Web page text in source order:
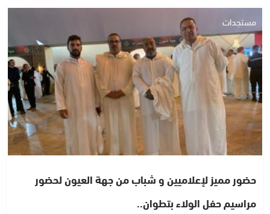
مستجدات
حضور مميز لإعلاميين و شباب من جهة العيون لحضور
مراسيم حفل الولاء بتطوان..